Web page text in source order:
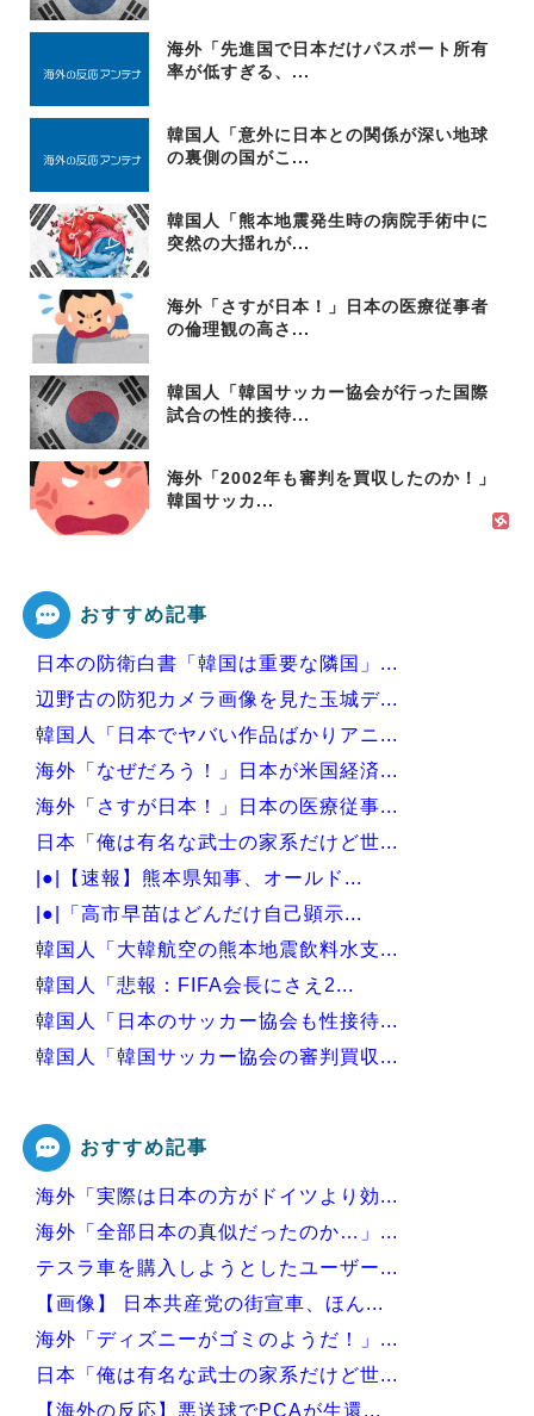
海外「先進国で日本だけパスポート所有
率が低すぎる、...
韓国人「意外に日本との関係が深い地球
の裏側の国がこ...
韓国人「熊本地震発生時の病院手術中に
突然の大揺れが...
海外「さすが日本！」日本の医療従事者
の倫理観の高さ...
韓国人「韓国サッカー協会が行った国際
試合の性的接待...
海外「2002年も審判を買収したのか！」
韓国サッカ...
おすすめ記事
日本の防衛白書「韓国は重要な隣国」...
辺野古の防犯カメラ画像を見た玉城デ...
韓国人「日本でヤバい作品ばかりアニ...
海外「なぜだろう！」日本が米国経済...
海外「さすが日本！」日本の医療従事...
日本「俺は有名な武士の家系だけど世...
|●|【速報】熊本県知事、オールド...
|●|「高市早苗はどんだけ自己顕示...
韓国人「大韓航空の熊本地震飲料水支...
韓国人「悲報：FIFA会長にさえ2...
韓国人「日本のサッカー協会も性接待...
韓国人「韓国サッカー協会の審判買収...
Powered by livedoor 相互RSS
おすすめ記事
海外「実際は日本の方がドイツより効...
海外「全部日本の真似だったのか…」...
テスラ車を購入しようとしたユーザー...
【画像】 日本共産党の街宣車、ほん...
海外「ディズニーがゴミのようだ！」...
日本「俺は有名な武士の家系だけど世...
【海外の反応】悪送球でPCAが生還...